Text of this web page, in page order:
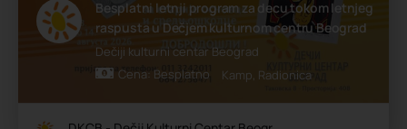
Besplatni letnji program za decu tokom letnjeg
raspusta u Dečjem kulturnom centru Beograd
Dečiji kulturni centar Beograd
Cena: Besplatno
Kamp, Radionica